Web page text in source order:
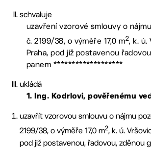
schvaluje
uzavření vzorové smlouvy o
č. 2199/38, o výměře 17,0 m2, k. ú.
Praha, pod již postavenou
panem *******************
ukládá
1. Ing. Kodrlovi, pověřenému
uzavřít vzorovou smlouvu o nájmu
2199/38, o výměře 17,0 m2, k. ú.
pod již postavenou, řadovou, zděnou